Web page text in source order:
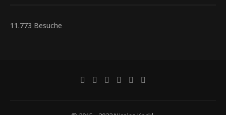
11.773 Besuche